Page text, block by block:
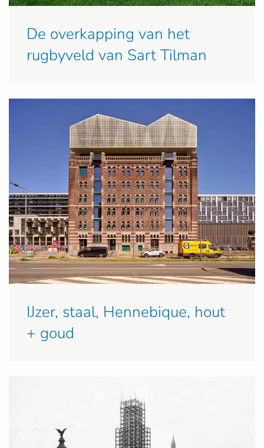
De overkapping van het
rugbyveld van Sart Tilman
IJzer, staal, Hennebique, hout
+ goud